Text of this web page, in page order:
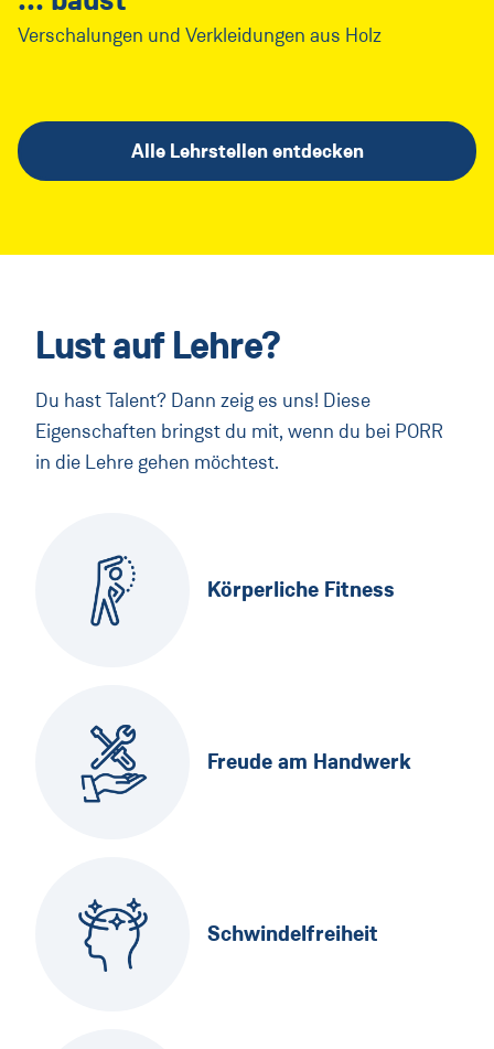
Verschalungen und Verkleidungen aus Holz
Alle Lehrstellen entdecken
Lust auf Lehre?
Du hast Talent? Dann zeig es uns! Diese
Eigenschaften bringst du mit, wenn du bei PORR
in die Lehre gehen möchtest.
Körperliche Fitness
Freude am Handwerk
Schwindelfreiheit